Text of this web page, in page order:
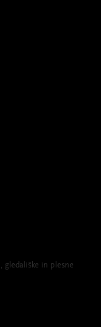
gledališke in plesne